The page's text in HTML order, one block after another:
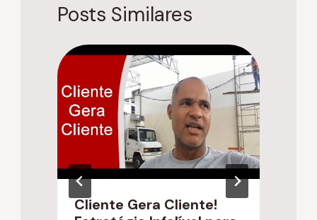
Posts Similares
Cliente Gera Cliente!